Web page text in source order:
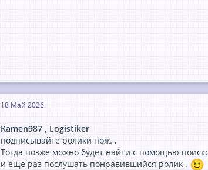
18 Май 2026
Kamen987 , Logistiker
подписывайте ролики пож. ,
Тогда позже можно будет найти с помощью
и еще раз послушать понравившийся ролик .